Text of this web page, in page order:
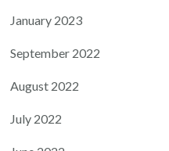
January 2023
September 2022
August 2022
July 2022